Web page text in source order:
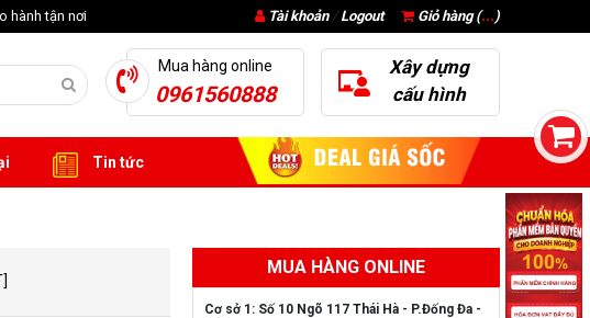
hành tận nơi Giỏ hàng (...)
Tài khoản/ Logout
Mua hàng online
0961560888
Xây dựng
cấu hình
Tin tức
MUA HÀNG ONLINE
Cơ sở 1: Số 10 Ngõ 117 Thái Hà - P.Đống Đa -